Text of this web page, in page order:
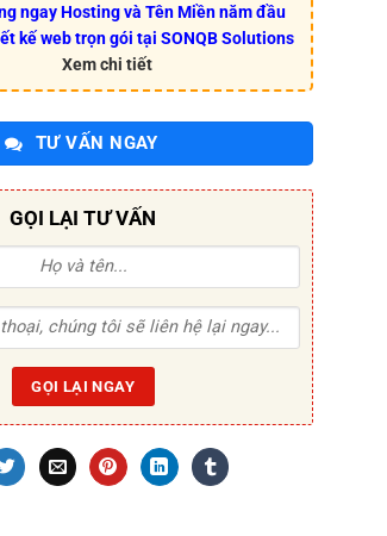
ngay Hosting và Tên Miền năm đầu
kế web trọn gói tại SONQB Solutions
Xem chi tiết
TƯ VẤN NGAY
GỌI LẠI TƯ VẤN